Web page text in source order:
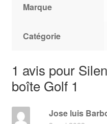
Marque
Catégorie
1 avis pour
boîte Golf 1
Jose luis